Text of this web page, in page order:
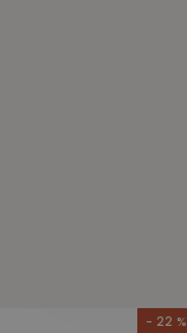
- 22 %